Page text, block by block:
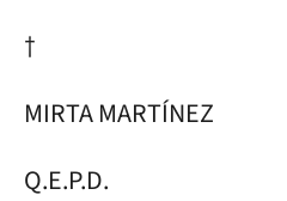
†
MIRTA MARTÍNEZ
Q.E.P.D.